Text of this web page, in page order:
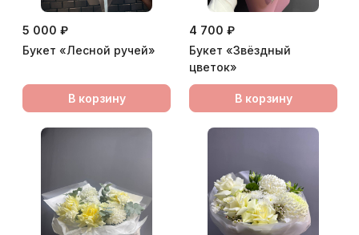
5 000 ₽
Букет «Лесной ручей»
В корзину
4 700 ₽
Букет «Звёздный
цветок»
В корзину